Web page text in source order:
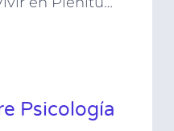
Psicología